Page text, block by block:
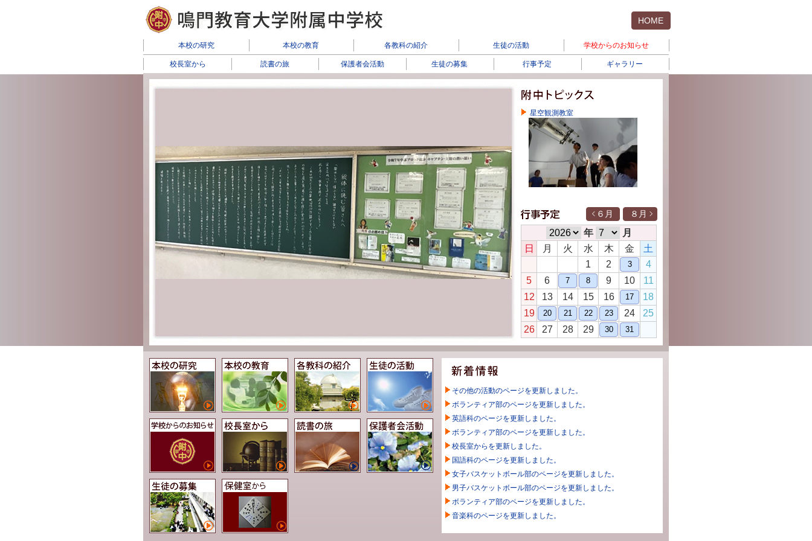
HOME
本校の研究 本校の教育 各教科の紹介 生徒の活動 学校からのお知らせ
校長室から 読書の旅 保護者会活動 生徒の募集 行事予定 ギャラリー
星空観測教室
６月 ８月
年
月
日
月 火 水 木 金
土
1
2 3
4
5
6 7 8 9 10
11
12
13 14 15 16 17
18
19
20 21 22 23 24
25
26
27 28 29 30 31
その他の活動のページを更新しました。
ボランティア部のページを更新しました。
英語科のページを更新しました。
ボランティア部のページを更新しました。
校長室からを更新しました。
国語科のページを更新しました。
女子バスケットボール部のページを更新しました。
男子バスケットボール部のページを更新しました。
ボランティア部のページを更新しました。
音楽科のページを更新しました。